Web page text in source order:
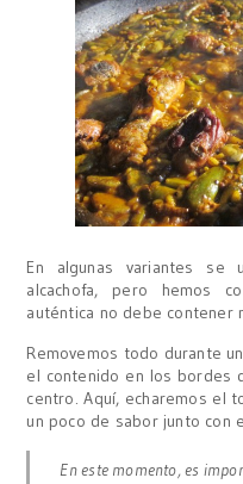
En algunas variantes se
alcachofa, pero hemos
auténtica no debe contener
Removemos todo durante
el contenido en los bordes
centro. Aquí, echaremos el
un poco de sabor junto con
En este momento, es